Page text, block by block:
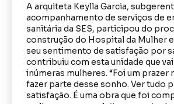
A arquiteta Keylla Garcia,
acompanhamento de serviços de
sanitária da SES, participou do
construção do Hospital da Mulher
seu sentimento de satisfação por
contribuiu com esta unidade que
inúmeras mulheres. “Foi um prazer
fazer parte desse sonho. Ver tudo
satisfação. É uma obra que foi